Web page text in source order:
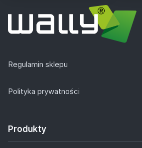
Regulamin sklepu
Polityka prywatności
Produkty